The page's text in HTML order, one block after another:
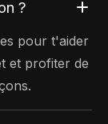
?
pour t'aider
et profiter de